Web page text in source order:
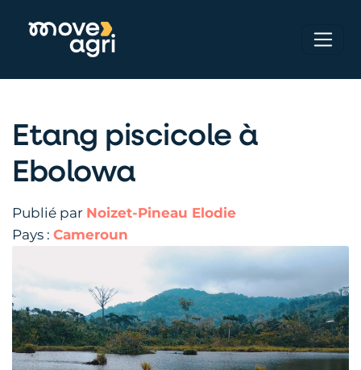
Etang piscicole à
Ebolowa
Publié par Noizet-Pineau Elodie
Pays : Cameroun